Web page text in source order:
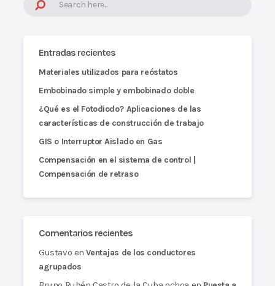
Entradas recientes
Materiales utilizados para reóstatos
Embobinado simple y embobinado doble
¿Qué es el Fotodiodo? Aplicaciones de las
características de construcción de trabajo
GIS o Interruptor Aislado en Gas
Compensación en el sistema de control |
Compensación de retraso
Comentarios recientes
Gustavo enVentajas de los conductores
agrupados